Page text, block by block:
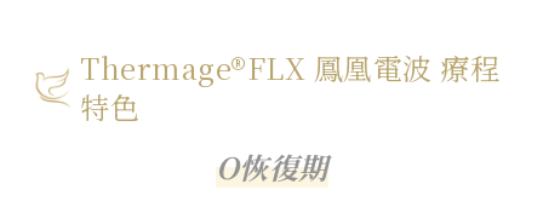
Thermage®FLX 鳳凰電波 療程
特色
O恢復期